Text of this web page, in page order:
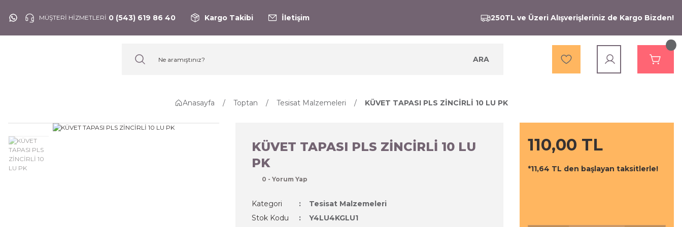
MÜŞTERİ HİZMETLERİ 0 (543) 619 86 40 Kargo Takibi İletişim 250TL ve Üzeri Alışverişleriniz de Kargo Bizden!
ARA
Anasayfa Toptan Tesisat Malzemeleri KÜVET TAPASI PLS ZİNCİRLİ 10 LU PK
KÜVET TAPASI PLS ZİNCİRLİ 10 LU
PK
0 - Yorum Yap
Kategori
Tesisat Malzemeleri
Stok Kodu
Y4LU4KGLU1
110,00 TL
*11,64 TL den başlayan taksitlerle!